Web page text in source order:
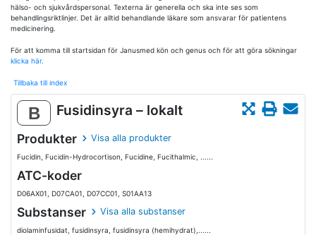
hälso- och sjukvårdspersonal. Texterna är generella och ska inte ses som
behandlingsriktlinjer. Det är alltid behandlande läkare som ansvarar för patientens
medicinering.
För att komma till startsidan för Janusmed kön och genus och för att göra sökningar
klicka här.
Tillbaka till index
B Fusidinsyra – lokalt
Produkter Visa alla produkter
Fucidin, Fucidin-Hydrocortison, Fucidine, Fucithalmic, ......
ATC-koder
D06AX01, D07CA01, D07CC01, S01AA13
Substanser Visa alla substanser
diolaminfusidat, fusidinsyra, fusidinsyra (hemihydrat),......